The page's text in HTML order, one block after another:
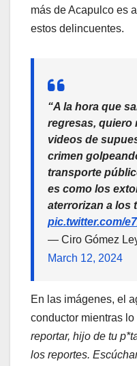
más de Acapulco es
estos delincuentes.
“A la hora que
regresas, quiero
videos de
crimen
transporte
es como los
aterrorizan a los
pic.twitter.com/
— Ciro Gómez
March 12, 2024
En las imágenes, el
conductor mientras lo
reportar, hijo de tu
los reportes.